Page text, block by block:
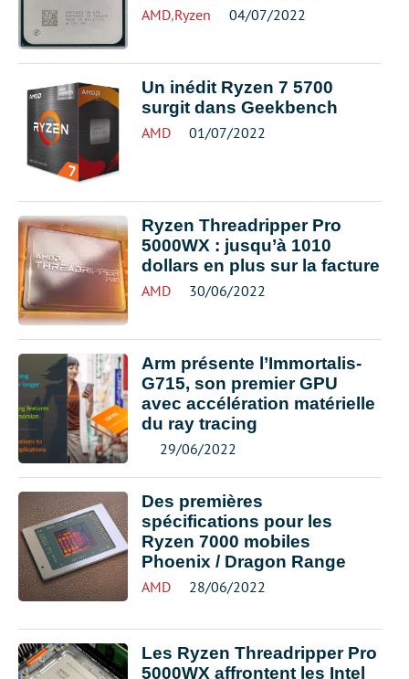
AMD,Ryzen 04/07/2022
Un inédit Ryzen 7 5700
surgit dans Geekbench
AMD 01/07/2022
Ryzen Threadripper Pro
5000WX : jusqu’à 1010
dollars en plus sur la facture
AMD 30/06/2022
Arm présente l’Immortalis-
G715, son premier GPU
avec accélération matérielle
du ray tracing
29/06/2022
Des premières
spécifications pour les
Ryzen 7000 mobiles
Phoenix / Dragon Range
AMD 28/06/2022
Les Ryzen Threadripper Pro
5000WX affrontent les Intel